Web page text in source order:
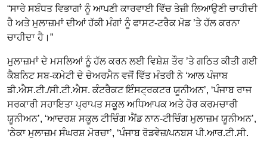
“ਸਾਰੇ ਸਬੰਧਤ ਵਿਭਾਗਾਂ ਨੂੰ ਆਪਣੀ ਕਾਰਵਾਈ ਵਿੱਚ ਤੇਜ਼ੀ ਲਿਆਉਣੀ ਚਾਹੀਦੀ
ਹੈ ਅਤੇ ਮੁਲਾਜ਼ਮਾਂ ਦੀਆਂ ਹੱਕੀ ਮੰਗਾਂ ਨੂੰ ਫਾਸਟ-ਟਰੈਕ ਮੋਡ ’ਤੇ ਹੱਲ ਕਰਨਾ
ਚਾਹੀਦਾ ਹੈ।”
ਮੁਲਾਜ਼ਮਾਂ ਦੇ ਮਸਲਿਆਂ ਨੂੰ ਹੱਲ ਕਰਨ ਲਈ ਵਿਸ਼ੇਸ਼ ਤੌਰ ’ਤੇ ਗਠਿਤ ਕੀਤੀ ਗਈ
ਕੈਬਨਿਟ ਸਬ-ਕਮੇਟੀ ਦੇ ਚੇਅਰਮੈਨ ਵਜੋਂ ਵਿੱਤ ਮੰਤਰੀ ਨੇ ‘ਆਲ ਪੰਜਾਬ
ਡੀ.ਐਸ.ਟੀ./ਸੀ.ਟੀ.ਐਸ. ਕੰਟਰੈਕਟ ਇੰਸਟ੍ਰਕਟਰ ਯੂਨੀਅਨ’, ‘ਪੰਜਾਬ ਰਾਜ
ਸਰਕਾਰੀ ਸਹਾਇਤਾ ਪ੍ਰਾਪਤ ਸਕੂਲ ਅਧਿਆਪਕ ਅਤੇ ਹੋਰ ਕਰਮਚਾਰੀ
ਯੂਨੀਅਨ’, ‘ਆਦਰਸ਼ ਸਕੂਲ ਟੀਚਿੰਗ ਐਂਡ ਨਾਨ-ਟੀਚਿੰਗ ਮੁਲਾਜ਼ਮ ਯੂਨੀਅਨ’,
‘ਠੇਕਾ ਮੁਲਾਜ਼ਮ ਸੰਘਰਸ਼ ਮੋਰਚਾ’, ‘ਪੰਜਾਬ ਰੋਡਵੇਜ਼/ਪਨਬਸ ਪੀ.ਆਰ.ਟੀ.ਸੀ.